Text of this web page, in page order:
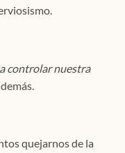
controlar nuestra
quejarnos de la